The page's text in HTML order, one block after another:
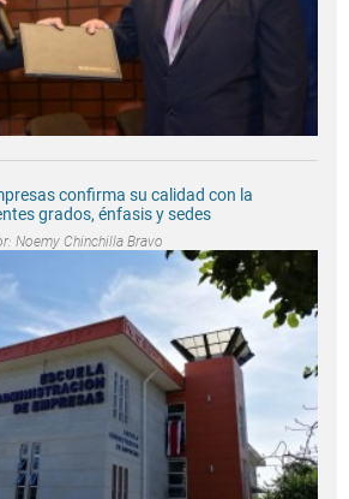
confirma su calidad con la
grados, énfasis y sedes
Noemy Chinchilla Bravo